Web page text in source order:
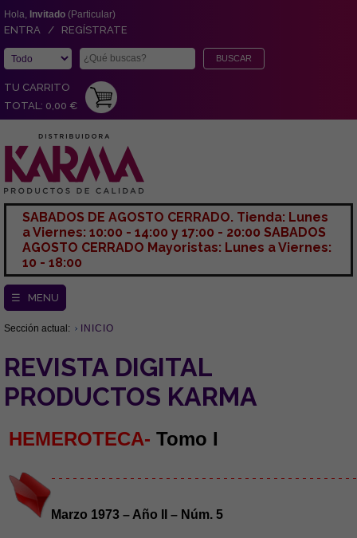
Hola, Invitado (Particular)
ENTRA / REGÍSTRATE
TU CARRITO
TOTAL: 0,00 €
SABADOS DE AGOSTO CERRADO. Tienda: Lunes
a Viernes: 10:00 - 14:00 y 17:00 - 20:00 SABADOS
AGOSTO CERRADO Mayoristas: Lunes a Viernes:
10 - 18:00
☰ MENU
Sección actual: INICIO
REVISTA DIGITAL
PRODUCTOS KARMA
HEMEROTECA- Tomo I
- - - - - - - - - - - - - - - - - - - - - - - - - - - - - - - - - - - - - - - - - -
Marzo 1973 – Año II – Núm. 5